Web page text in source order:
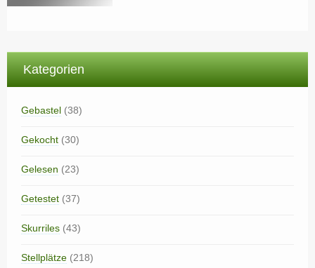
Kategorien
Gebastel (38)
Gekocht (30)
Gelesen (23)
Getestet (37)
Skurriles (43)
Stellplätze (218)